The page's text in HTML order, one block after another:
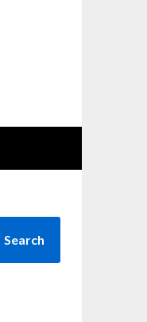
Search